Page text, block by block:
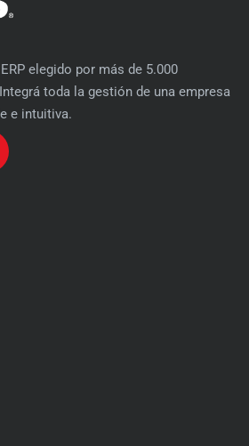
elegido por más de 5.000
toda la gestión de una empresa
e intuitiva.